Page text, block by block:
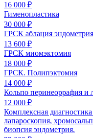
16 000 ₽
Гименопластика
30 000 ₽
ГРСК аблация эндометрия
13 600 ₽
ГРСК миомэктомия
18 000 ₽
ГРСК. Полипэктомия
14 000 ₽
Кольпо перинеоррафия и
12 000 ₽
Комплексная
лапароскопия,
биопсия эндометрия.